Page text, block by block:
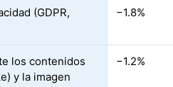
(GDPR,
−1.8%
los contenidos
y la imagen
−1.2%